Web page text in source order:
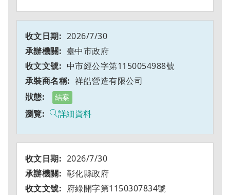
2026/7/30
臺中市政府
中市經公字第1150054988號
祥皓營造有限公司
結案
詳細資料
2026/7/30
彰化縣政府
府綠開字第1150307834號